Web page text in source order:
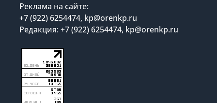
Реклама на сайте:
+7 (922) 6254474, kp@orenkp.ru
Редакция: +7 (922) 6254474, kp@orenkp.ru